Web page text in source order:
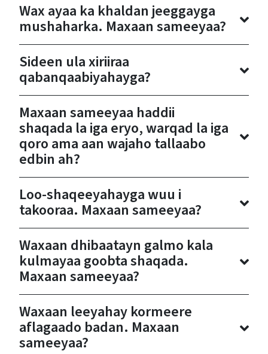
Wax ayaa ka khaldan jeeggayga
mushaharka. Maxaan sameeyaa?
Sideen ula xiriiraa
qabanqaabiyahayga?
Maxaan sameeyaa haddii
shaqada la iga eryo, warqad la iga
qoro ama aan wajaho tallaabo
edbin ah?
Loo-shaqeeyahayga wuu i
takooraa. Maxaan sameeyaa?
Waxaan dhibaatayn galmo kala
kulmayaa goobta shaqada.
Maxaan sameeyaa?
Waxaan leeyahay kormeere
aflagaado badan. Maxaan
sameeyaa?